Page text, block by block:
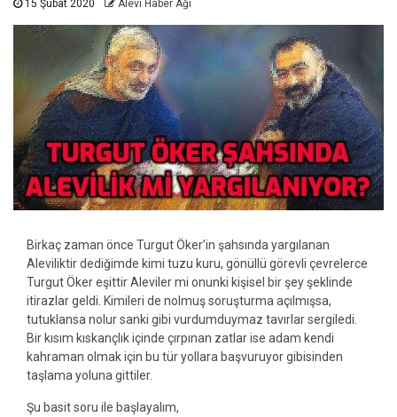
15 Şubat 2020 Alevi Haber Ağı
Birkaç zaman önce Turgut Öker’in şahsında yargılanan
Aleviliktir dediğimde kimi tuzu kuru, gönüllü görevli çevrelerce
Turgut Öker eşittir Aleviler mi onunki kişisel bir şey şeklinde
itirazlar geldi. Kimileri de nolmuş soruşturma açılmışsa,
tutuklansa nolur sanki gibi vurdumduymaz tavırlar sergiledi.
Bir kısım kıskançlık içinde çırpınan zatlar ise adam kendi
kahraman olmak için bu tür yollara başvuruyor gibisinden
taşlama yoluna gittiler.
Şu basit soru ile başlayalım,